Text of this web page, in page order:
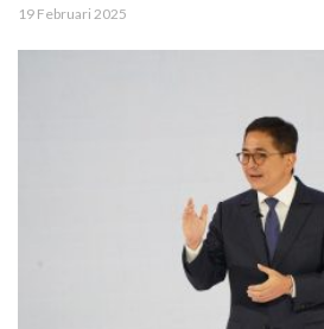
19 Februari 2025